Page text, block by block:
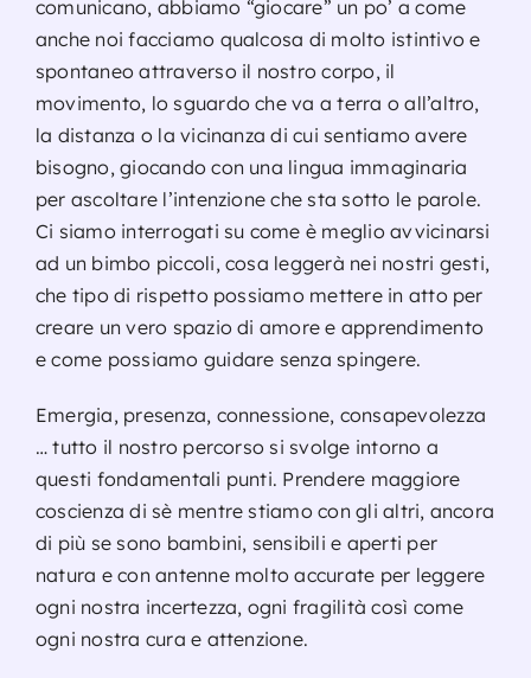
comunicano, abbiamo “giocare” un po’ a come
anche noi facciamo qualcosa di molto istintivo e
spontaneo attraverso il nostro corpo, il
movimento, lo sguardo che va a terra o all’altro,
la distanza o la vicinanza di cui sentiamo avere
bisogno, giocando con una lingua immaginaria
per ascoltare l’intenzione che sta sotto le parole.
Ci siamo interrogati su come è meglio avvicinarsi
ad un bimbo piccoli, cosa leggerà nei nostri gesti,
che tipo di rispetto possiamo mettere in atto per
creare un vero spazio di amore e apprendimento
e come possiamo guidare senza spingere.
Emergia, presenza, connessione, consapevolezza
… tutto il nostro percorso si svolge intorno a
questi fondamentali punti. Prendere maggiore
coscienza di sè mentre stiamo con gli altri, ancora
di più se sono bambini, sensibili e aperti per
natura e con antenne molto accurate per leggere
ogni nostra incertezza, ogni fragilità così come
ogni nostra cura e attenzione.